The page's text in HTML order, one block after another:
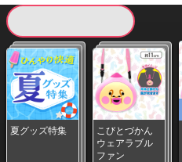
夏グッズ特集
こびとづかん
ウェアラブル
ファン